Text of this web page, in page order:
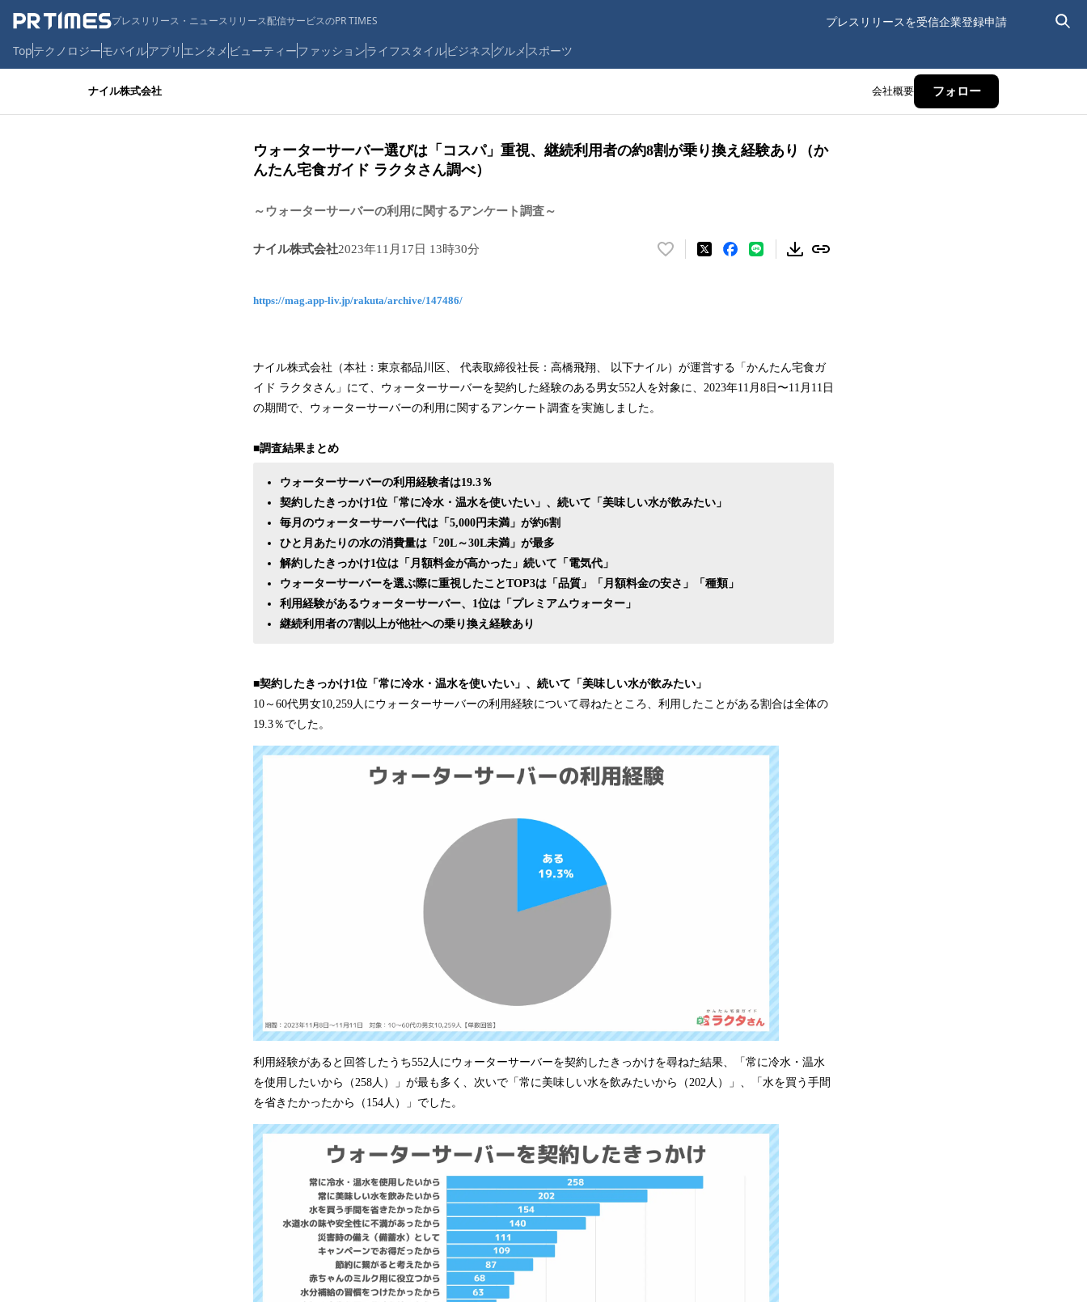
プレスリリース・ニュースリリース配信サービスのPR TIMES プレスリリースを受信企業登録申請
Topテクノロジーモバイルアプリ エンタメ ビューティーファッションライフスタイルビジネス グルメ スポーツ
ナイル株式会社 会社概要 フォロー
ウォーターサーバー選びは「コスパ」重視、継続利用者の約8割が乗り換え経験あり（か
んたん宅食ガイド ラクタさん調べ）
～ウォーターサーバーの利用に関するアンケート調査～
ナイル株式会社2023年11月17日 13時30分
い
み
込
https://mag.app-liv.jp/rakuta/archive/147486/
ナイル株式会社（本社：東京都品川区、 代表取締役社長：高橋飛翔、 以下ナイル）が運営する「かんたん宅食ガ
イド ラクタさん」にて、ウォーターサーバーを契約した経験のある男女552人を対象に、2023年11月8日〜11月11日
の期間で、ウォーターサーバーの利用に関するアンケート調査を実施しました。
■調査結果まとめ
ウォーターサーバーの利用経験者は19.3％
契約したきっかけ1位「常に冷水・温水を使いたい」、続いて「美味しい水が飲みたい」
毎月のウォーターサーバー代は「5,000円未満」が約6割
ひと月あたりの水の消費量は「20L～30L未満」が最多
解約したきっかけ1位は「月額料金が高かった」続いて「電気代」
ウォーターサーバーを選ぶ際に重視したことTOP3は「品質」「月額料金の安さ」「種類」
利用経験があるウォーターサーバー、1位は「プレミアムウォーター」
継続利用者の7割以上が他社への乗り換え経験あり
■契約したきっかけ1位「常に冷水・温水を使いたい」、続いて「美味しい水が飲みたい」
10～60代男女10,259人にウォーターサーバーの利用経験について尋ねたところ、利用したことがある割合は全体の
19.3％でした。
利用経験があると回答したうち552人にウォーターサーバーを契約したきっかけを尋ねた結果、「常に冷水・温水
を使用したいから（258人）」が最も多く、次いで「常に美味しい水を飲みたいから（202人）」、「水を買う手間
を省きたかったから（154人）」でした。